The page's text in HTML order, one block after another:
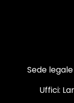
Sede
Uffici: